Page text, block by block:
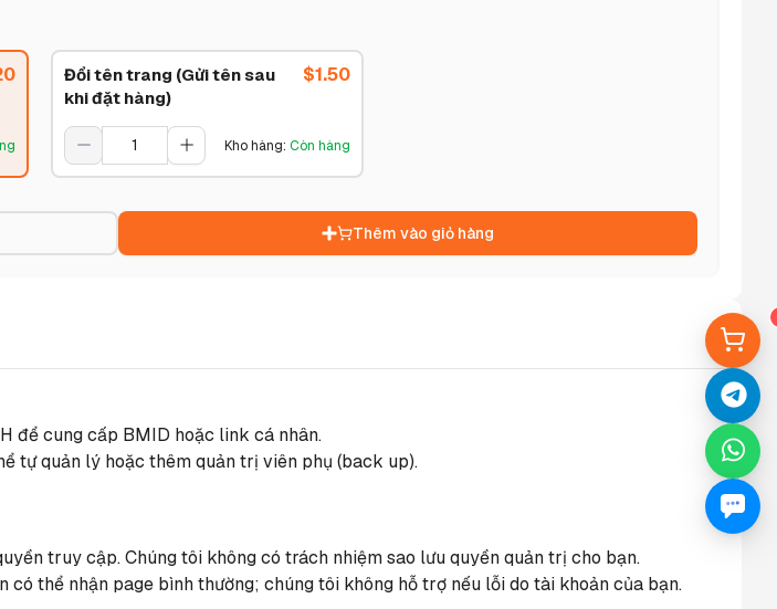
Đổi tên trang (Gửi tên sau
khi đặt hàng)
$1.50
Kho hàng: Còn hàng
Thêm vào giỏ hàng
để cung cấp BMID hoặc link cá nhân.
tự quản lý hoặc thêm quản trị viên phụ (back up).
truy cập. Chúng tôi không có trách nhiệm sao lưu quyền quản trị cho bạn.
thể nhận page bình thường; chúng tôi không hỗ trợ nếu lỗi do tài khoản của bạn.